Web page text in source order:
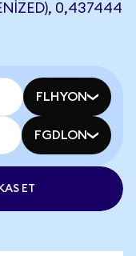
0,437444
FLHYON
FGDLON
ET